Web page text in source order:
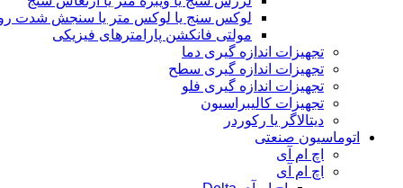
لوکس سنج یا لوکس متر یا سنجش شدت
مولتی فانکشن پارامترهای فیزیکی
تجهیزات اندازه گیری دما
تجهیزات اندازه گیری سطح
تجهیزات اندازه گیری فلو
تجهیزات کالیبراسیون
دیتالاگر یا رکوردر
اتوماسیون صنعتی
اچ ام آی
اچ ام آی